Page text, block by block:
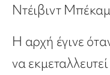
Ντέιβιντ
Η αρχή έγινε
να